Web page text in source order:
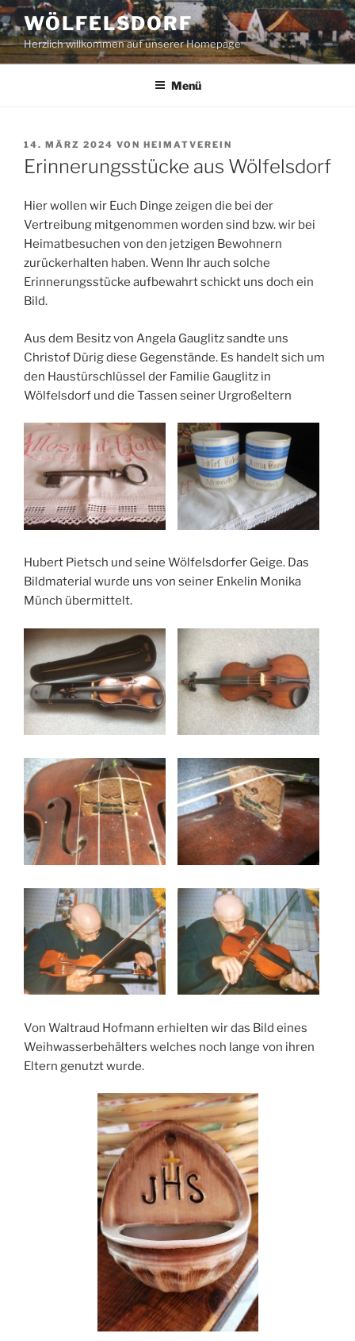
Zum
Inhalt
springen
WÖLFELSDORF
Herzlich willkommen auf unserer Homepage
Menü
VERÖFFENTLICHT
AM
14. MÄRZ 2024 VON HEIMATVEREIN
Erinnerungsstücke aus Wölfelsdorf
Hier wollen wir Euch Dinge zeigen die bei der
Vertreibung mitgenommen worden sind bzw. wir bei
Heimatbesuchen von den jetzigen Bewohnern
zurückerhalten haben. Wenn Ihr auch solche
Erinnerungsstücke aufbewahrt schickt uns doch ein
Bild.
Aus dem Besitz von Angela Gauglitz sandte uns
Christof Dürig diese Gegenstände. Es handelt sich um
den Haustürschlüssel der Familie Gauglitz in
Wölfelsdorf und die Tassen seiner Urgroßeltern
Hubert Pietsch und seine Wölfelsdorfer Geige. Das
Bildmaterial wurde uns von seiner Enkelin Monika
Münch übermittelt.
Von Waltraud Hofmann erhielten wir das Bild eines
Weihwasserbehälters welches noch lange von ihren
Eltern genutzt wurde.